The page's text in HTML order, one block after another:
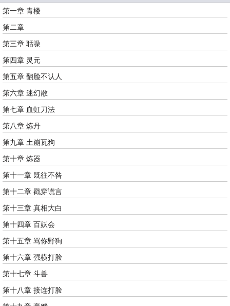
第一章 青楼
第二章
第三章 聒噪
第四章 灵元
第五章 翻脸不认人
第六章 迷幻散
第七章 血虹刀法
第八章 炼丹
第九章 土崩瓦狗
第十章 炼器
第十一章 既往不咎
第十二章 戳穿谎言
第十三章 真相大白
第十四章 百妖会
第十五章 骂你野狗
第十六章 强横打脸
第十七章 斗兽
第十八章 接连打脸